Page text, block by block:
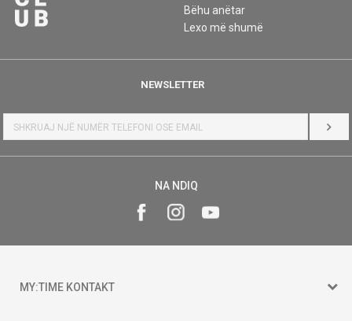
Bëhu anëtar
Lexo më shumë
NEWSLETTER
HYR
NA NDIQ
MY:TIME KONTAKT